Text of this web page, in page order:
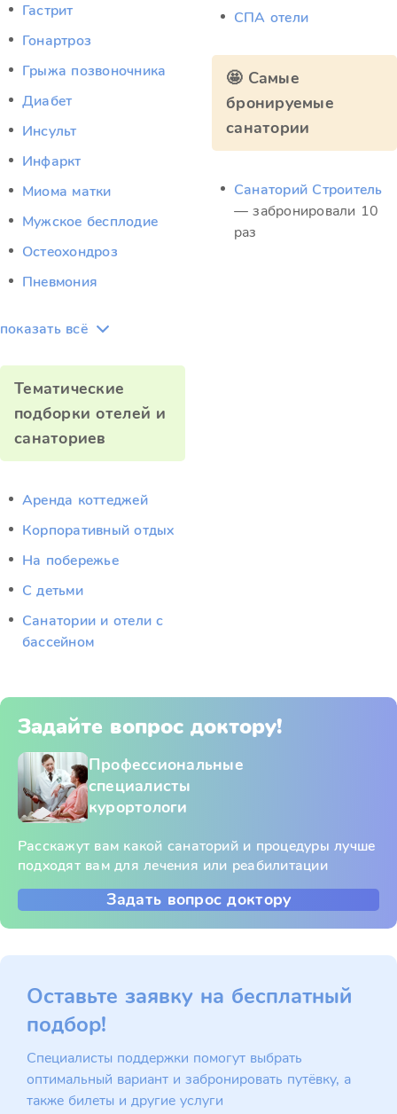
Гастрит
Гонартроз
Грыжа позвоночника
Диабет
Инсульт
Инфаркт
Миома матки
Мужское бесплодие
Остеохондроз
Пневмония
показать всё
Тематические
подборки отелей и
санаториев
Аренда коттеджей
Корпоративный отдых
На побережье
С детьми
Санатории и отели с
бассейном
СПА отели
🤩 Самые
бронируемые
санатории
Санаторий Строитель
— забронировали 10
раз
Задайте вопрос доктору!
Профессиональные
специалисты
курортологи
Расскажут вам какой санаторий и процедуры лучше
подходят вам для лечения или реабилитации
Задать вопрос доктору
Оставьте заявку на бесплатный
подбор!
Специалисты поддержки помогут выбрать
оптимальный вариант и забронировать путёвку, а
также билеты и другие услуги